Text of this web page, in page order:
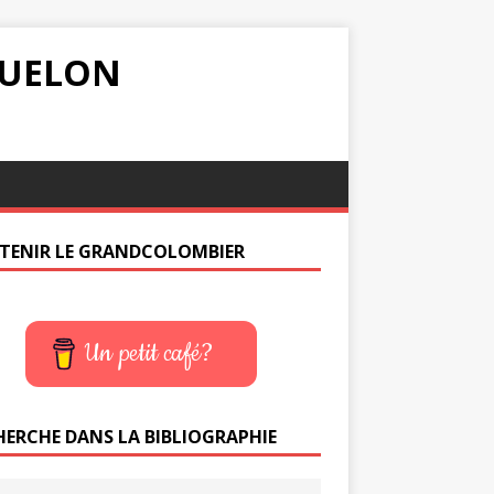
LE GRANDCOLOMBIER
Un petit café?
DANS LA BIBLIOGRAPHIE